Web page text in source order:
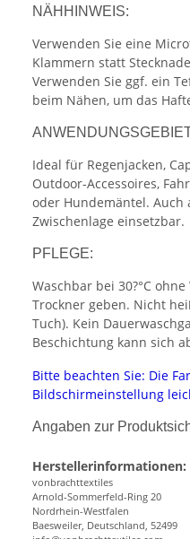
NÄHHINWEIS:
Verwenden Sie eine
Klammern statt
Verwenden Sie ggf. ein
beim Nähen, um das
Ideal für Regenjacken,
Outdoor-Accessoires,
oder Hundemäntel. Auch
Zwischenlage einsetzbar.
PFLEGE:
Waschbar bei 30?°C
Trockner geben. Nicht
Tuch). Kein
Beschichtung kann sich
Bitte beachten Sie: Die
Bildschirmeinstellung
Angaben zur
Herstellerinformationen:
vonbrachttextiles
Arnold-Sommerfeld-Ring 20
Nordrhein-Westfalen
Baesweiler, Deutschland, 52499